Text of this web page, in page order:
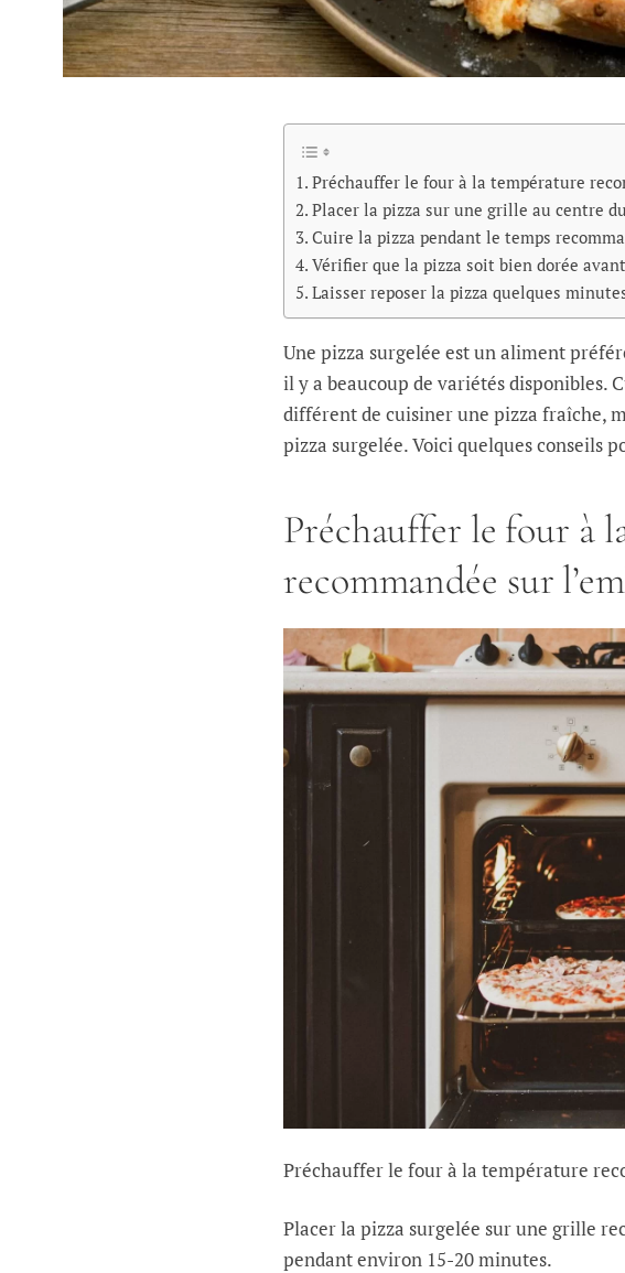
Préchauffer le four à la température
Placer la pizza sur une grille au centre
Cuire la pizza pendant le temps
Vérifier que la pizza soit bien dorée
Laisser reposer la pizza quelques
Une pizza surgelée est un aliment
il y a beaucoup de variétés disponibles.
différent de cuisiner une pizza fraîche,
pizza surgelée. Voici quelques conseils
Préchauffer le four à
recommandée sur
Préchauffer le four à la température
Placer la pizza surgelée sur une grille
pendant environ 15-20 minutes.